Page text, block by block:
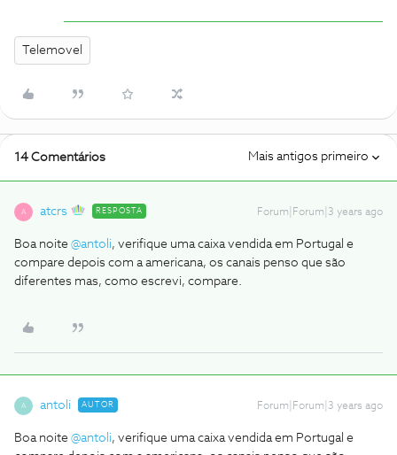
Telemovel
14 Comentários Mais antigos primeiro
A atcrs RESPOSTA Forum|Forum|3 years ago
Boa noite @antoli, verifique uma caixa vendida em Portugal e
compare depois com a americana, os canais penso que são
diferentes mas, como escrevi, compare.
A antoli AUTOR Forum|Forum|3 years ago
Boa noite @antoli, verifique uma caixa vendida em Portugal e